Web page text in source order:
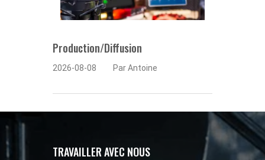
Production/Diffusion
2026-08-08 Par Antoine
TRAVAILLER AVEC NOUS